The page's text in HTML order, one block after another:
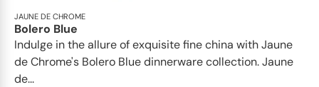
JAUNE DE CHROME
Bolero Blue
Indulge in the allure of exquisite fine china with Jaune
de Chrome's Bolero Blue dinnerware collection. Jaune
de...